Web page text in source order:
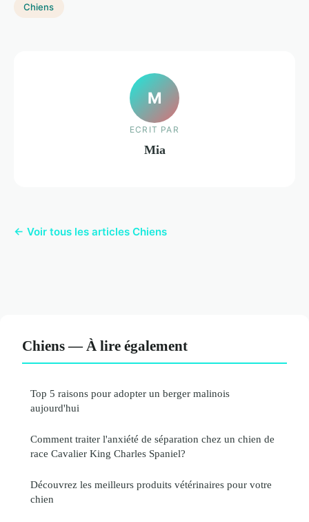
Chiens
M
ECRIT PAR
Mia
← Voir tous les articles Chiens
Chiens — À lire également
Top 5 raisons pour adopter un berger malinois
aujourd'hui
Comment traiter l'anxiété de séparation chez un chien de
race Cavalier King Charles Spaniel?
Découvrez les meilleurs produits vétérinaires pour votre
chien